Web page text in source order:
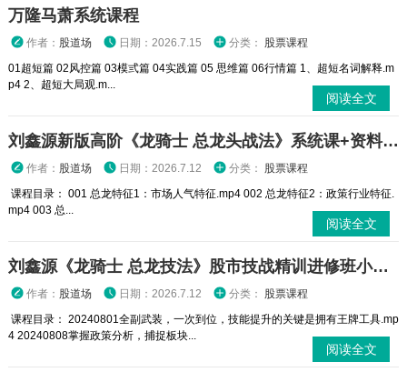
万隆马萧系统课程
作者： 股道场 日期：2026.7.15 分类： 股票课程
01超短篇 02风控篇 03模弎篇 04实践篇 05 思维篇 06行情篇 1、超短名词解释.m
p4 2、超短大局观.m...
阅读全文
刘鑫源新版高阶《龙骑士 总龙头战法》系统课+资料指标
作者： 股道场 日期：2026.7.12 分类： 股票课程
课程目录： 001 总龙特征1：市场人气特征.mp4 002 总龙特征2：政策行业特征.
mp4 003 总...
阅读全文
刘鑫源《龙骑士 总龙技法》股市技战精训进修班小班课
作者： 股道场 日期：2026.7.12 分类： 股票课程
课程目录： 20240801全副武装，一次到位，技能提升的关键是拥有王牌工具.mp
4 20240808掌握政策分析，捕捉板块...
阅读全文